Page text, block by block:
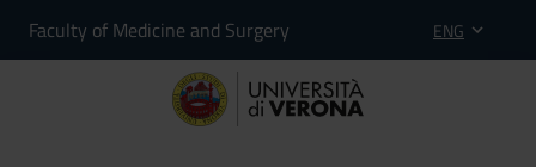
Faculty of Medicine and Surgery ENG